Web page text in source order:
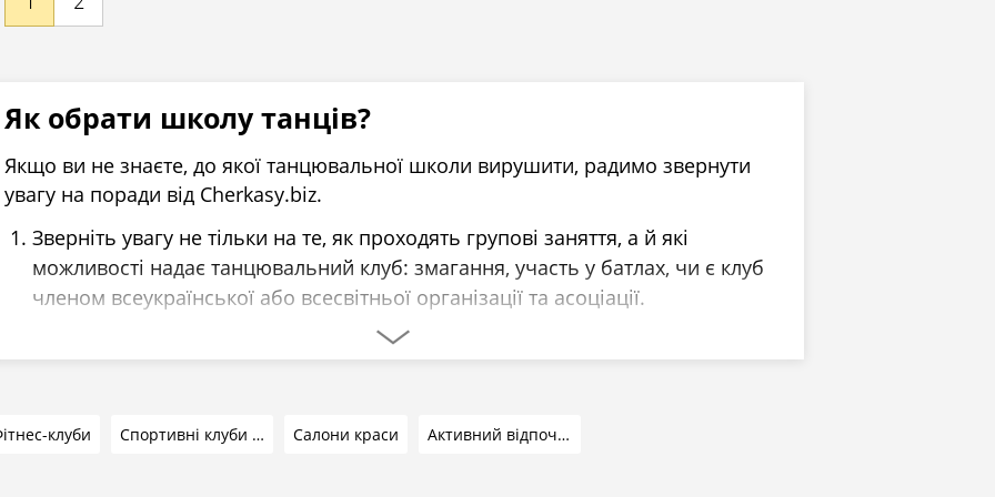
Як обрати школу танців?
Якщо ви не знаєте, до якої танцювальної школи вирушити, радимо звернути
увагу на поради від Cherkasy.biz.
Зверніть увагу не тільки на те, як проходять групові заняття, а й які
можливості надає танцювальний клуб: змагання, участь у батлах, чи є клуб
членом всеукраїнської або всесвітньої організації та асоціації.
досвід школи та тренерів відіграє велику роль. Віддавайте перевагу
клуби Спортивні клуби та секції Салони краси Активний відпочинок